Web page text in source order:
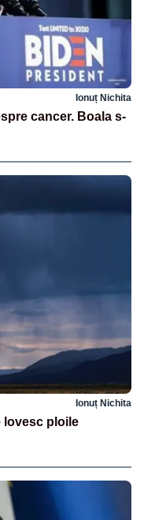
Ionuț Nichita
cancer. Boala s-
Ionuț Nichita
lovesc ploile